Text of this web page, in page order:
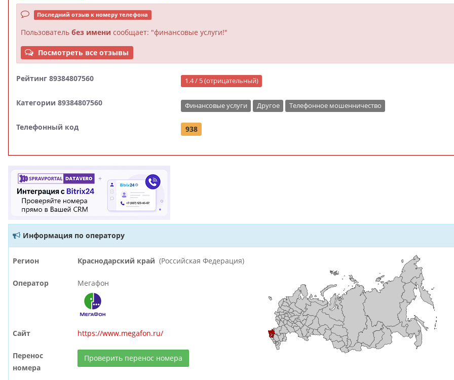
Последний отзыв к номеру телефона
Пользователь без имени сообщает: "финансовые услуги!"
Посмотреть все отзывы
Рейтинг 89384807560 1.4 / 5 (отрицательный)
Категории 89384807560 Финансовые услуги Другое Телефонное мошенничество
Телефонный код 938
Информация по оператору
Регион Краснодарский край (Российская Федерация)
Оператор Мегафон
Сайт https://www.megafon.ru/
Перенос
номера
Проверить перенос номера